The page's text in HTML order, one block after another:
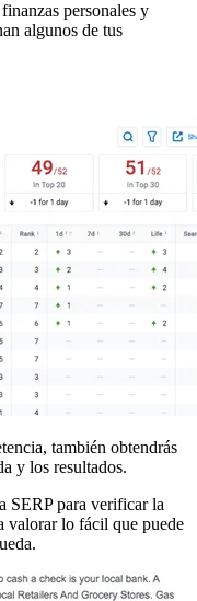
personales y
algunos de tus
también obtendrás
y los resultados.
SERP para verificar la
valorar lo fácil que puede